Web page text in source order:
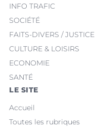
INFO TRAFIC
SOCIÉTÉ
FAITS-DIVERS / JUSTICE
CULTURE & LOISIRS
ECONOMIE
SANTÉ
LE SITE
Accueil
Toutes les rubriques